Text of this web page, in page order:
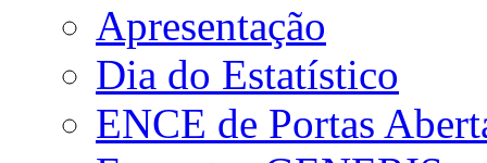
Apresentação
Dia do Estatístico
ENCE de Portas